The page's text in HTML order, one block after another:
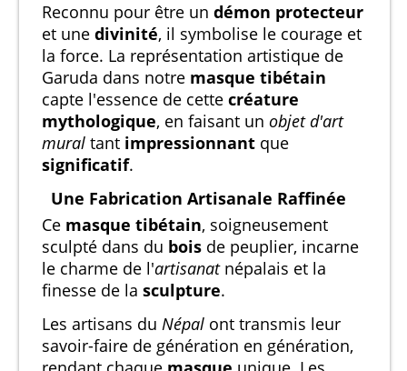
Reconnu pour être un démon protecteur
et une divinité, il symbolise le courage et
la force. La représentation artistique de
Garuda dans notre masque tibétain
capte l'essence de cette créature
mythologique, en faisant un objet d'art
mural tant impressionnant que
significatif.
Une Fabrication Artisanale Raffinée
Ce masque tibétain, soigneusement
sculpté dans du bois de peuplier, incarne
le charme de l'artisanatnépalais et la
finesse de la sculpture.
Les artisans du Népal ont transmis leur
savoir-faire de génération en génération,